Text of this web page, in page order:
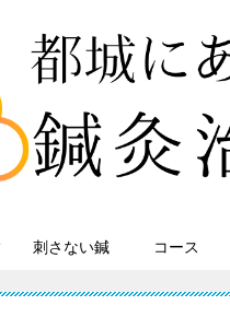
刺さない鍼 コース